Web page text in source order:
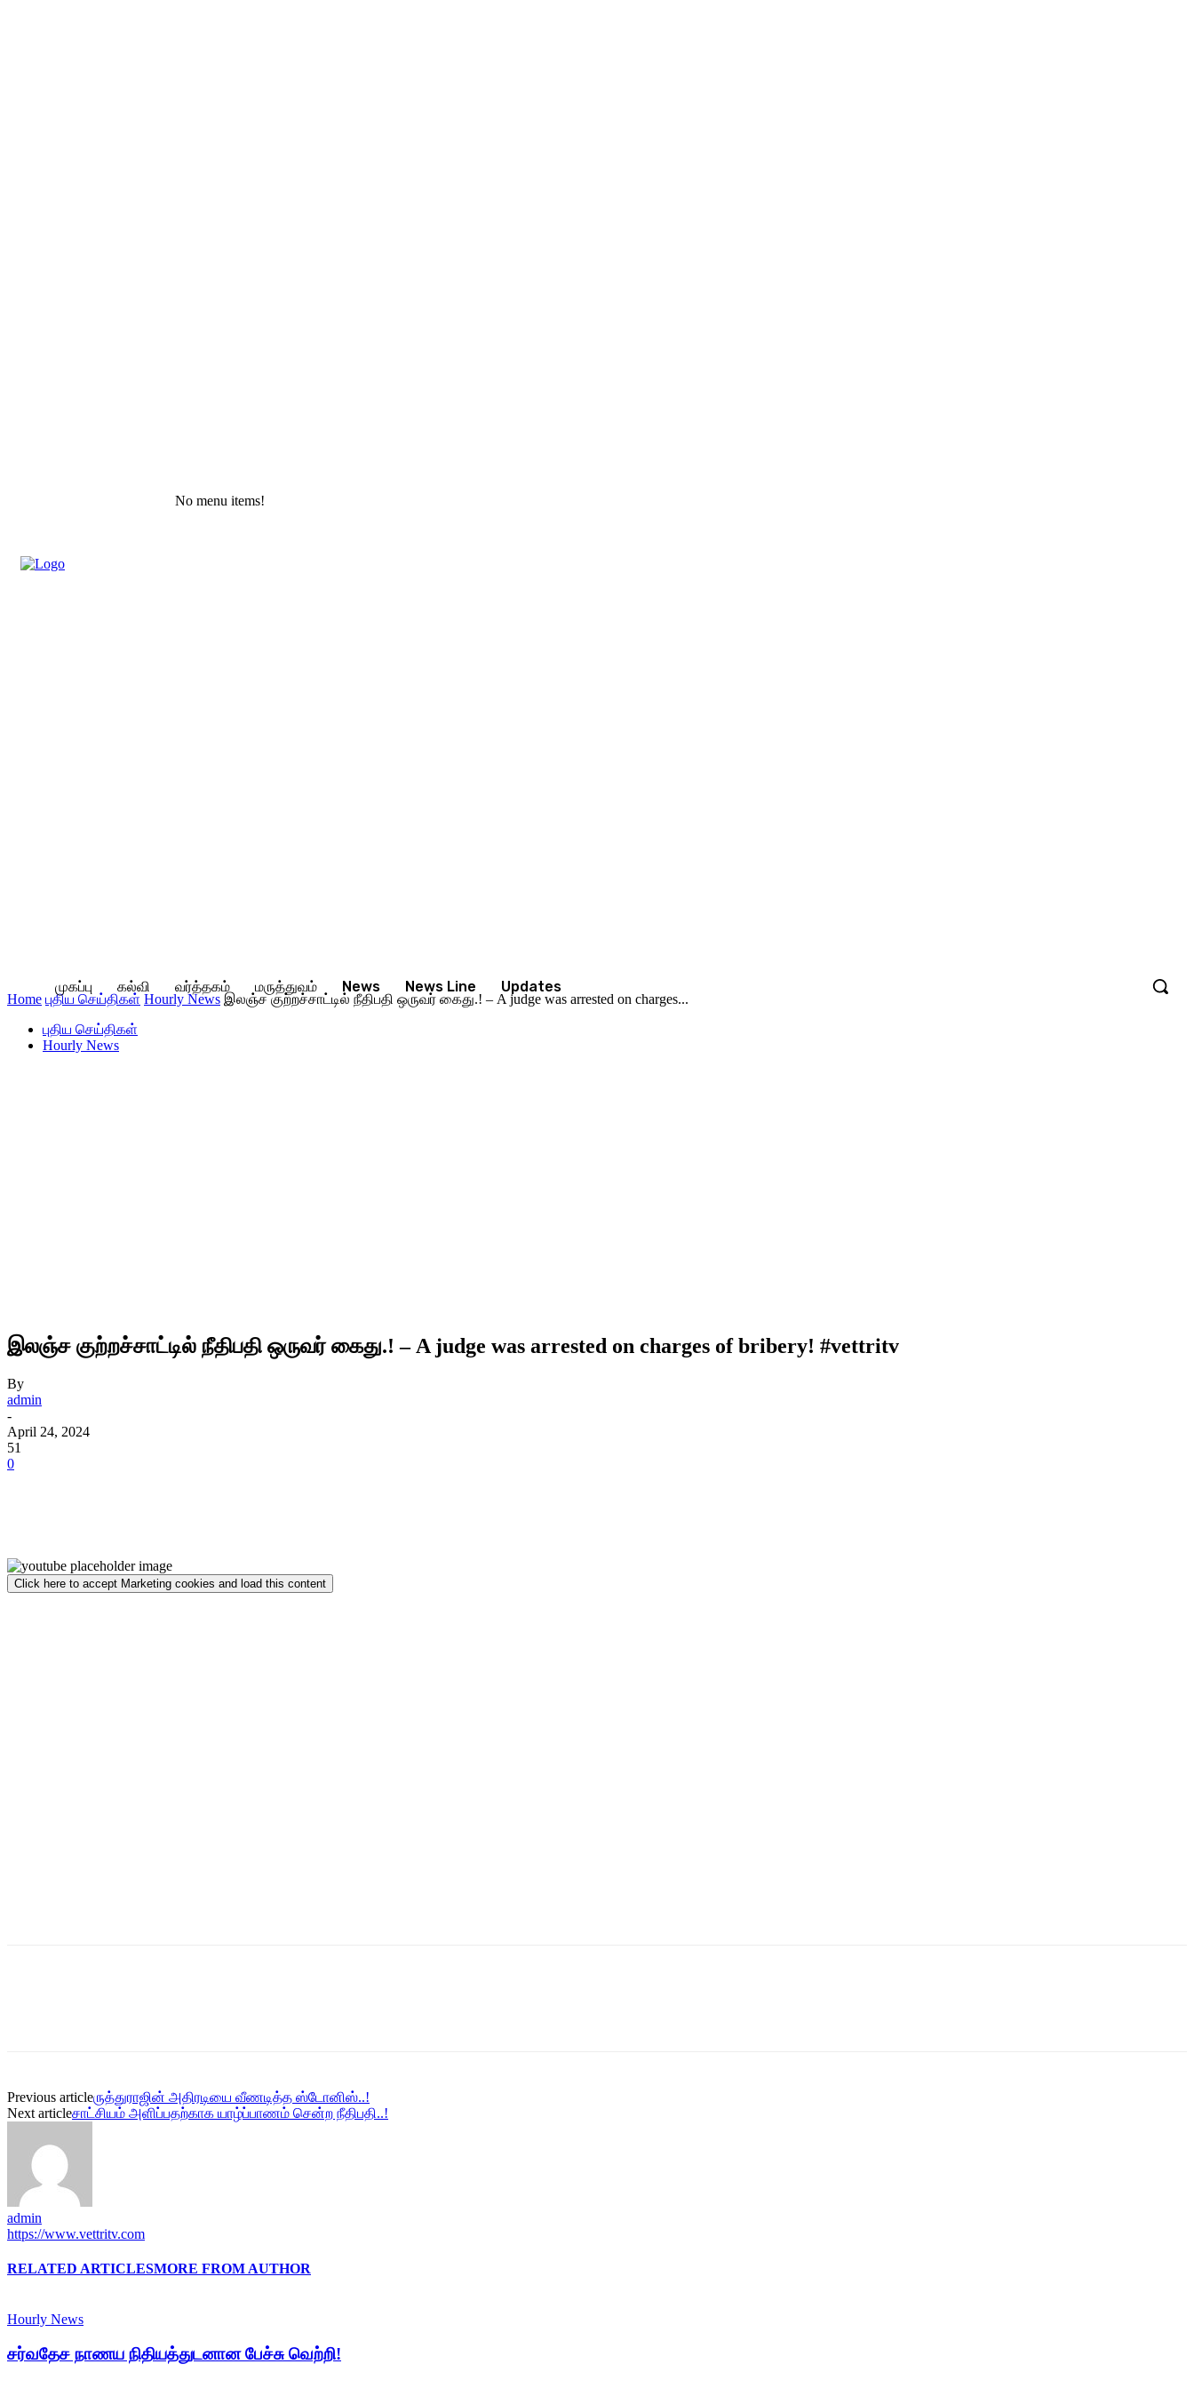
No menu items!
முகப்பு கல்வி வர்த்தகம் மருத்துவம் News News Line Updates
Home புதிய செய்திகள் Hourly News இலஞ்ச குற்றச்சாட்டில் நீதிபதி ஒருவர் கைது.! – A judge was arrested on charges...
புதிய செய்திகள்
Hourly News
இலஞ்ச குற்றச்சாட்டில் நீதிபதி ஒருவர் கைது.! – A judge was arrested on charges of bribery! #vettritv
By
admin
-
April 24, 2024
51
0
Click here to accept Marketing cookies and load this content
Previous articleருத்துராஜின் அதிரடியை வீணடித்த ஸ்டோனிஸ்..!
Next articleசாட்சியம் அளிப்பதற்காக யாழ்ப்பாணம் சென்ற நீதிபதி..!
admin
https://www.vettritv.com
RELATED ARTICLESMORE FROM AUTHOR
Hourly News
சர்வதேச நாணய நிதியத்துடனான பேச்சு வெற்றி!